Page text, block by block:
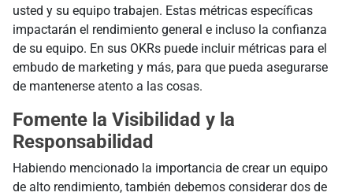
usted y su equipo trabajen. Estas métricas específicas
impactarán el rendimiento general e incluso la confianza
de su equipo. En sus OKRs puede incluir métricas para el
embudo de marketing y más, para que pueda asegurarse
de mantenerse atento a las cosas.
Fomente la Visibilidad y la
Responsabilidad
Habiendo mencionado la importancia de crear un equipo
de alto rendimiento, también debemos considerar dos de